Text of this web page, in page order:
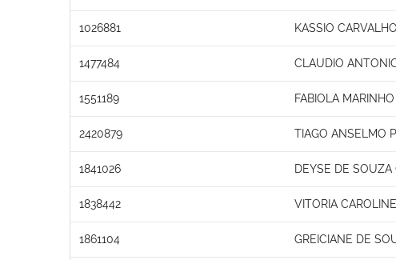
1026881 KASSIO
1477484 CLAUDIO
1551189 FABIOLA
2420879 TIAGO ANSELMO
1841026 DEYSE DE SOUZA
1838442 VITORIA
1861104 GREICIANE DE